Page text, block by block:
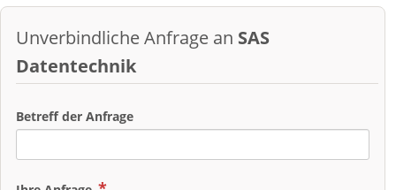
Unverbindliche Anfrage an SAS
Datentechnik
Betreff der Anfrage